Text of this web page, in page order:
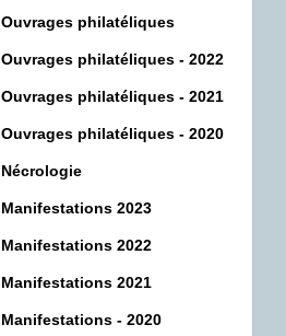
Ouvrages philatéliques
Ouvrages philatéliques - 2022
Ouvrages philatéliques - 2021
Ouvrages philatéliques - 2020
Nécrologie
Manifestations 2023
Manifestations 2022
Manifestations 2021
Manifestations - 2020